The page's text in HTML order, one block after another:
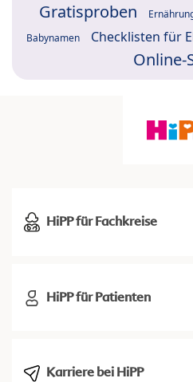
Gratisproben
Babynamen Checklisten für
Online-
HiPP für Fachkreise
HiPP für Patienten
Karriere bei HiPP